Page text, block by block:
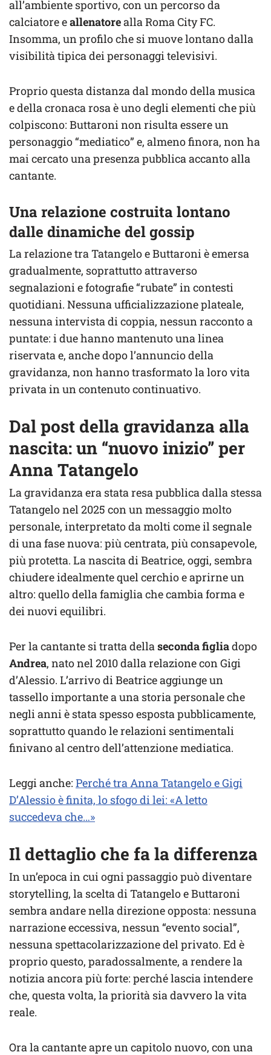
all’ambiente sportivo, con un percorso da
calciatore eallenatorealla Roma City FC.
Insomma, un profilo che si muove lontano dalla
visibilità tipica dei personaggi televisivi.
Proprio questa distanza dal mondo della musica
e della cronaca rosa è uno degli elementi che più
colpiscono: Buttaroni non risulta essere un
personaggio “mediatico” e, almeno finora, non ha
mai cercato una presenza pubblica accanto alla
cantante.
Una relazione costruita lontano
dalle dinamiche del gossip
La relazione tra Tatangelo e Buttaroni è emersa
gradualmente, soprattutto attraverso
segnalazioni e fotografie “rubate” in contesti
quotidiani. Nessuna ufficializzazione plateale,
nessuna intervista di coppia, nessun racconto a
puntate: i due hanno mantenuto una linea
riservata e, anche dopo l’annuncio della
gravidanza, non hanno trasformato la loro vita
privata in un contenuto continuativo.
Dal post della gravidanza alla
nascita: un “nuovo inizio” per
Anna Tatangelo
La gravidanza era stata resa pubblica dalla stessa
Tatangelo nel 2025 con un messaggio molto
personale, interpretato da molti come il segnale
di una fase nuova: più centrata, più consapevole,
più protetta. La nascita di Beatrice, oggi, sembra
chiudere idealmente quel cerchio e aprirne un
altro: quello della famiglia che cambia forma e
dei nuovi equilibri.
Per la cantante si tratta della seconda figliadopo
Andrea, nato nel 2010 dalla relazione con Gigi
d’Alessio. L’arrivo di Beatrice aggiunge un
tassello importante a una storia personale che
negli anni è stata spesso esposta pubblicamente,
soprattutto quando le relazioni sentimentali
finivano al centro dell’attenzione mediatica.
Leggi anche: Perché tra Anna Tatangelo e Gigi
D’Alessio è finita, lo sfogo di lei: «A letto
succedeva che…»
Il dettaglio che fa la differenza
In un’epoca in cui ogni passaggio può diventare
storytelling, la scelta di Tatangelo e Buttaroni
sembra andare nella direzione opposta: nessuna
narrazione eccessiva, nessun “evento social”,
nessuna spettacolarizzazione del privato. Ed è
proprio questo, paradossalmente, a rendere la
notizia ancora più forte: perché lascia intendere
che, questa volta, la priorità sia davvero la vita
reale.
Ora la cantante apre un capitolo nuovo, con una